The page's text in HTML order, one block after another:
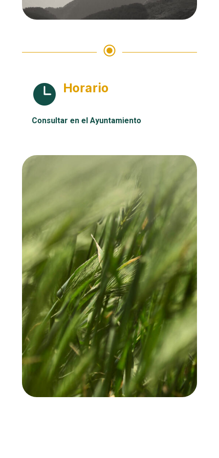
\
 Horario
Consultar en el Ayuntamiento